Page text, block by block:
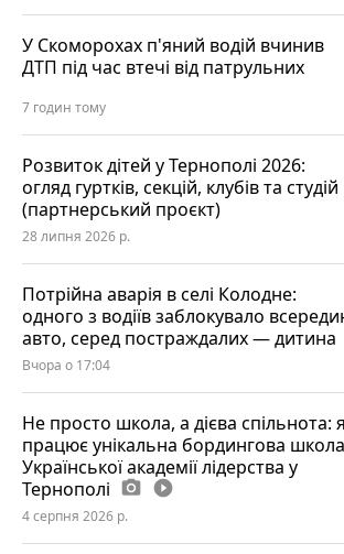
У Скоморохах п'яний водій вчинив
ДТП під час втечі від патрульних
7 годин тому
Розвиток дітей у Тернополі 2026:
огляд гуртків, секцій, клубів та студій
(партнерський проєкт)
28 липня 2026 р.
Потрійна аварія в селі Колодне:
одного з водіїв заблокувало
авто, серед постраждалих — дитина
Вчора о 17:04
Не просто школа, а дієва спільнота:
працює унікальна бордингова школа
Української академії лідерства у
Тернополі photo_camera play_circle_filled
4 серпня 2026 р.